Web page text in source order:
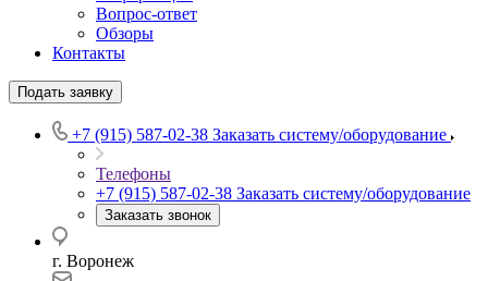
Вопрос-ответ
Обзоры
Контакты
Подать заявку
+7 (915) 587-02-38 Заказать систему/оборудование
Телефоны
+7 (915) 587-02-38 Заказать систему/оборудование
Заказать звонок
г. Воронеж